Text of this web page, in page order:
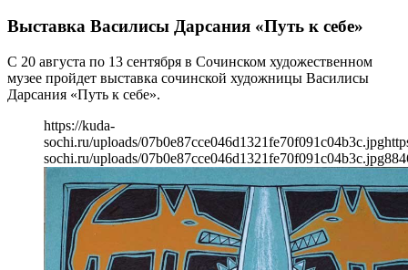
Выставка Василисы Дарсания «Путь к себе»
С 20 августа по 13 сентября в Сочинском художественном
музее пройдет выставка сочинской художницы Василисы
Дарсания «Путь к себе».
https://kuda-
sochi.ru/uploads/07b0e87cce046d1321fe70f091c04b3c.jpg
sochi.ru/uploads/07b0e87cce046d1321fe70f091c04b3c.jpg884